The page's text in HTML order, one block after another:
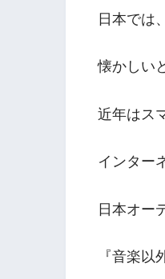
日本では
懐かしい
近年はス
インター
日本オー
『音楽